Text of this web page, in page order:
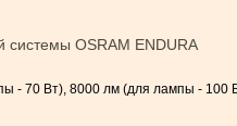
системы OSRAM ENDURA
- 70 Вт), 8000 лм (для лампы -